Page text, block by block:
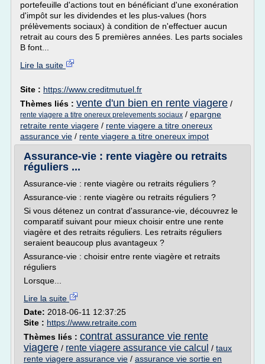
portefeuille d'actions tout en bénéficiant d'une exonération
d'impôt sur les dividendes et les plus-values (hors
prélèvements sociaux) à condition de n'effectuer aucun
retrait au cours des 5 premières années. Les parts sociales
B font...
Lire la suite
Site : https://www.creditmutuel.fr
Thèmes liés : vente d'un bien en rente viagere /
rente viagere a titre onereux prelevements sociaux / epargne
retraite rente viagere / rente viagere a titre onereux
assurance vie / rente viagere a titre onereux impot
Assurance-vie : rente viagère ou retraits
réguliers ...
Assurance-vie : rente viagère ou retraits réguliers ?
Assurance-vie : rente viagère ou retraits réguliers ?
Si vous détenez un contrat d'assurance-vie, découvrez le
comparatif suivant pour mieux choisir entre une rente
viagère et des retraits réguliers. Les retraits réguliers
seraient beaucoup plus avantageux ?
Assurance-vie : choisir entre rente viagère et retraits
réguliers
Lorsque...
Lire la suite
Date: 2018-06-11 12:37:25
Site : https://www.retraite.com
Thèmes liés : contrat assurance vie rente
viagere / rente viagere assurance vie calcul / taux
rente viagere assurance vie / assurance vie sortie en